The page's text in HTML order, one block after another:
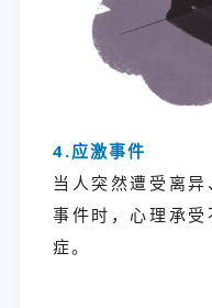
4.应激事件
当人突然遭受离
事件时，心理承
症。